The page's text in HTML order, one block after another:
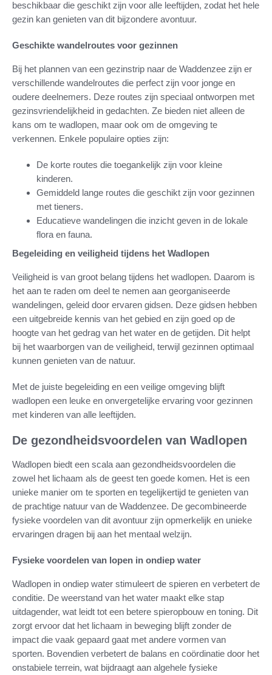
beschikbaar die geschikt zijn voor alle leeftijden, zodat het hele
gezin kan genieten van dit bijzondere avontuur.
Geschikte wandelroutes voor gezinnen
Bij het plannen van een gezinstrip naar de Waddenzee zijn er
verschillende wandelroutes die perfect zijn voor jonge en
oudere deelnemers. Deze routes zijn speciaal ontworpen met
gezinsvriendelijkheid in gedachten. Ze bieden niet alleen de
kans om te wadlopen, maar ook om de omgeving te
verkennen. Enkele populaire opties zijn:
De korte routes die toegankelijk zijn voor kleine
kinderen.
Gemiddeld lange routes die geschikt zijn voor gezinnen
met tieners.
Educatieve wandelingen die inzicht geven in de lokale
flora en fauna.
Begeleiding en veiligheid tijdens het Wadlopen
Veiligheid is van groot belang tijdens het wadlopen. Daarom is
het aan te raden om deel te nemen aan georganiseerde
wandelingen, geleid door ervaren gidsen. Deze gidsen hebben
een uitgebreide kennis van het gebied en zijn goed op de
hoogte van het gedrag van het water en de getijden. Dit helpt
bij het waarborgen van de veiligheid, terwijl gezinnen optimaal
kunnen genieten van de natuur.
Met de juiste begeleiding en een veilige omgeving blijft
wadlopen een leuke en onvergetelijke ervaring voor gezinnen
met kinderen van alle leeftijden.
De gezondheidsvoordelen van Wadlopen
Wadlopen biedt een scala aan gezondheidsvoordelen die
zowel het lichaam als de geest ten goede komen. Het is een
unieke manier om te sporten en tegelijkertijd te genieten van
de prachtige natuur van de Waddenzee. De gecombineerde
fysieke voordelen van dit avontuur zijn opmerkelijk en unieke
ervaringen dragen bij aan het mentaal welzijn.
Fysieke voordelen van lopen in ondiep water
Wadlopen in ondiep water stimuleert de spieren en verbetert de
conditie. De weerstand van het water maakt elke stap
uitdagender, wat leidt tot een betere spieropbouw en toning. Dit
zorgt ervoor dat het lichaam in beweging blijft zonder de
impact die vaak gepaard gaat met andere vormen van
sporten. Bovendien verbetert de balans en coördinatie door het
onstabiele terrein, wat bijdraagt aan algehele fysieke